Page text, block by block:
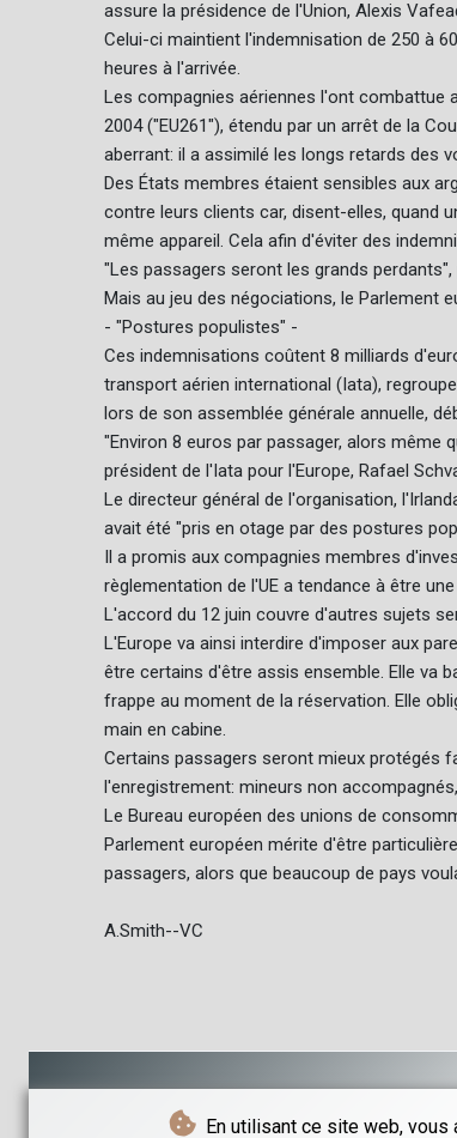
En utilisant ce site web,
assure la présidence de l'Union, Alexis
Celui-ci maintient l'indemnisation de 250 à
heures à l'arrivée.
Les compagnies aériennes l'ont combattue
2004 ("EU261"), étendu par un arrêt de la
aberrant: il a assimilé les longs retards des
Des États membres étaient sensibles aux
contre leurs clients car, disent-elles, quand
même appareil. Cela afin d'éviter des
"Les passagers seront les grands
Mais au jeu des négociations, le Parlement
- "Postures populistes" -
Ces indemnisations coûtent 8 milliards
transport aérien international (Iata),
lors de son assemblée générale annuelle,
"Environ 8 euros par passager, alors même
président de l'Iata pour l'Europe, Rafael
Le directeur général de l'organisation,
avait été "pris en otage par des postures
Il a promis aux compagnies membres
règlementation de l'UE a tendance à être
L'accord du 12 juin couvre d'autres sujets
L'Europe va ainsi interdire d'imposer aux
être certains d'être assis ensemble. Elle va
frappe au moment de la réservation. Elle
main en cabine.
Certains passagers seront mieux protégés
l'enregistrement: mineurs non
Le Bureau européen des unions de
Parlement européen mérite d'être
passagers, alors que beaucoup de pays
A.Smith--VC